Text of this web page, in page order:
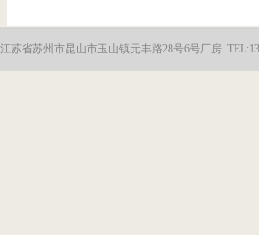
江苏省苏州市昆山市玉山镇元丰路28号6号厂房